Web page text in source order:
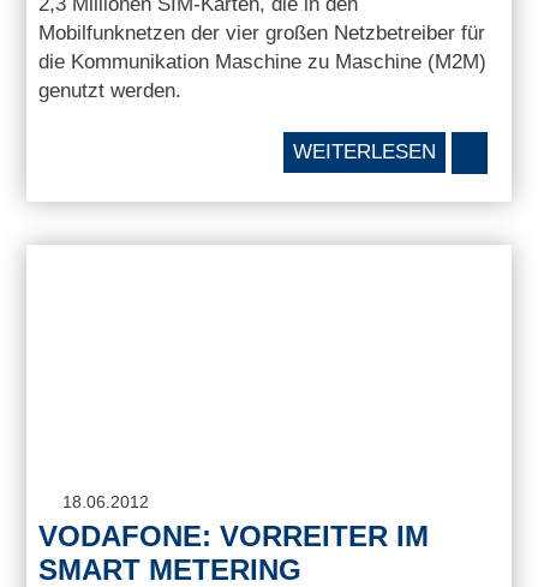
Mobilfunknetzen der vier großen Netzbetreiber für
die Kommunikation Maschine zu Maschine (M2M)
genutzt werden.
WEITERLESEN
18.06.2012
VODAFONE: VORREITER IM
SMART METERING